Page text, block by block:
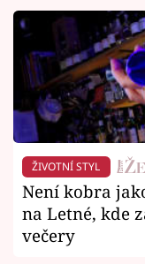
ŽIVOTNÍ STYL
Není kobra
na Letné, kde
večery